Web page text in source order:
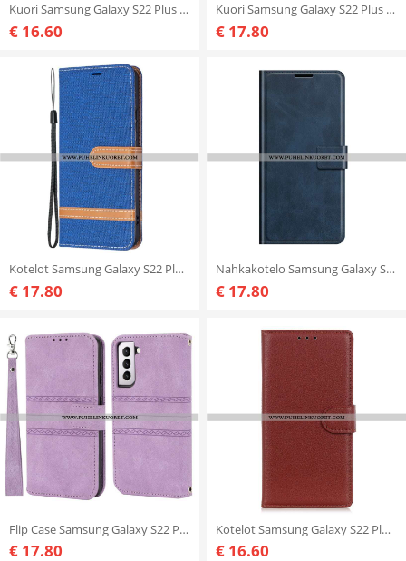
Kuori Samsung Galaxy S22 Plus 5G Ksq-nahkaefekti
€ 16.60
Kuori Samsung Galaxy S22 Plus 5G Ultra Resistant Plus
€ 17.80
Kotelot Samsung Galaxy S22 Plus 5G Suojaketju Kuori Kangas- Ja Nahkaefektihihna
€ 17.80
Nahkakotelo Samsung Galaxy S22 Plus 5G Ultra-keinonahka
€ 17.80
Flip Case Samsung Galaxy S22 Plus 5G Pitsisaumat
€ 17.80
Kotelot Samsung Galaxy S22 Plus 5G Perinteinen Litsi-nahka
€ 16.60